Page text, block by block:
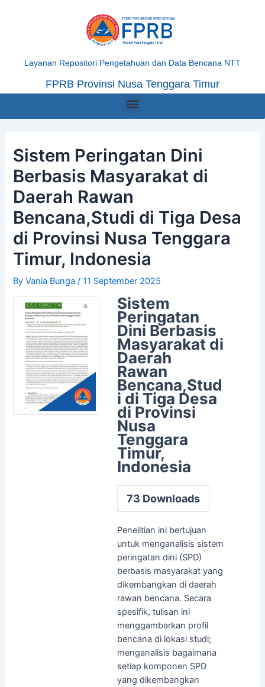
Layanan Repositori Pengetahuan dan Data Bencana NTT
FPRB Provinsi Nusa Tenggara Timur
Menu
Sistem Peringatan Dini
Berbasis Masyarakat di
Daerah Rawan
Bencana,Studi di Tiga Desa
di Provinsi Nusa Tenggara
Timur, Indonesia
ByVania Bunga/11 September 2025
Sistem
Peringatan
Dini Berbasis
Masyarakat di
Daerah
Rawan
Bencana,Stud
i di Tiga Desa
di Provinsi
Nusa
Tenggara
Timur,
Indonesia
73 Downloads
Penelitian ini bertujuan
untuk menganalisis sistem
peringatan dini (SPD)
berbasis masyarakat yang
dikembangkan di daerah
rawan bencana. Secara
spesifik, tulisan ini
menggambarkan profil
bencana di lokasi studi;
menganalisis bagaimana
setiap komponen SPD
yang dikembangkan